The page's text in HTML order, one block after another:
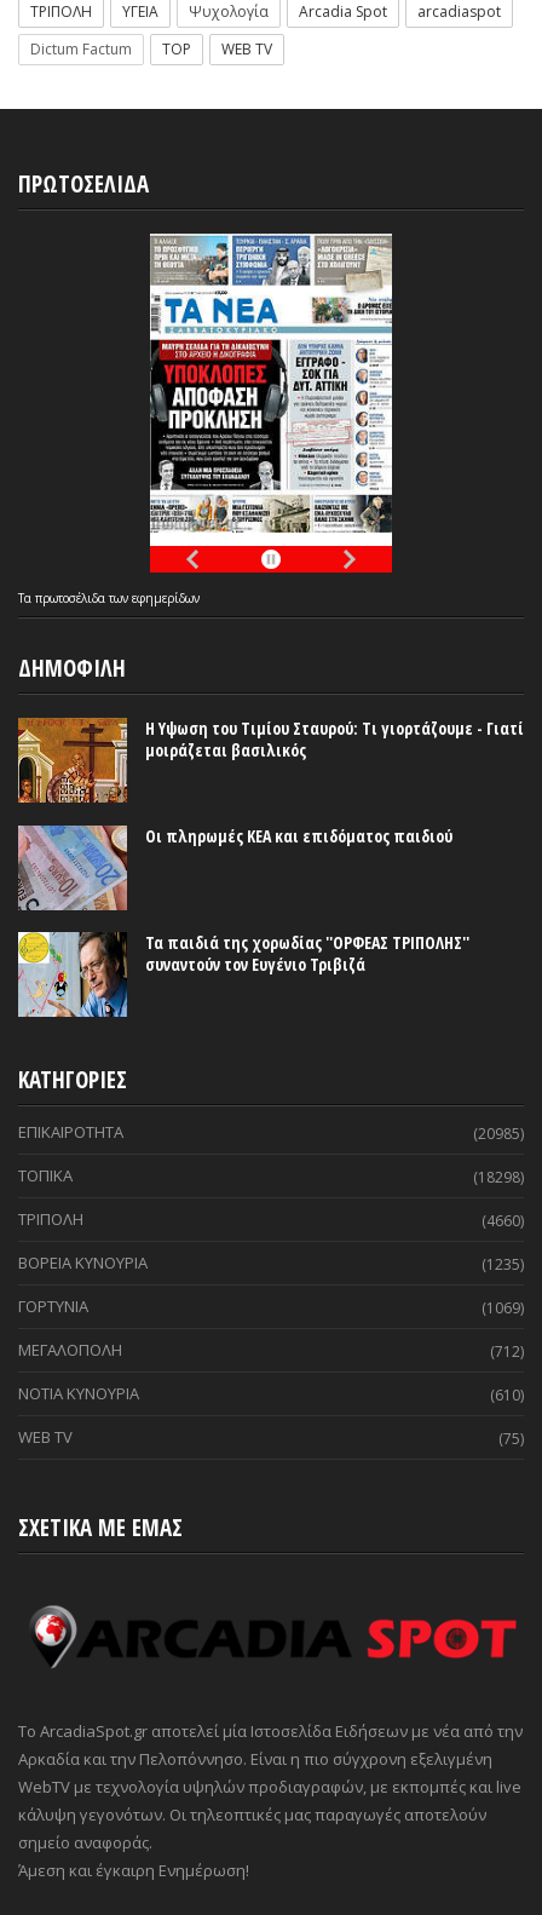
ΤΡΙΠΟΛΗ
ΥΓΕΙΑ Ψυχολογία Arcadia Spot
arcadiaspot
Dictum Factum
TOP WEB TV
ΠΡΩΤΟΣΕΛΙΔΑ
Τα πρωτοσέλιδατων εφημερίδων
ΔΗΜΟΦΙΛΗ
Η Υψωση του Τιμίου Σταυρού: Τι γιορτάζουμε - Γιατί
μοιράζεται βασιλικός
Οι πληρωμές ΚΕΑ και επιδόματος παιδιού
Τα παιδιά της χορωδίας ''ΟΡΦΕΑΣ ΤΡΙΠΟΛΗΣ''
συναντούν τον Ευγένιο Τριβιζά
ΚΑΤΗΓΟΡΙΕΣ
ΕΠΙΚΑΙΡΟΤΗΤΑ (20985)
ΤΟΠΙΚΑ (18298)
ΤΡΙΠΟΛΗ (4660)
ΒΟΡΕΙΑ ΚΥΝΟΥΡΙΑ (1235)
ΓΟΡΤΥΝΙΑ (1069)
ΜΕΓΑΛΟΠΟΛΗ (712)
ΝΟΤΙΑ ΚΥΝΟΥΡΙΑ (610)
WEB TV (75)
ΣΧΕΤΙΚΑ ΜΕ ΕΜΑΣ
Το ArcadiaSpot.gr αποτελεί μία Ιστοσελίδα Ειδήσεων με νέα από την
Αρκαδία και την Πελοπόννησο. Είναι η πιο σύγχρονη εξελιγμένη
WebTV με τεχνολογία υψηλών προδιαγραφών, με εκπομπές και live
κάλυψη γεγονότων. Οι τηλεοπτικές μας παραγωγές αποτελούν
σημείο αναφοράς.
Άμεση και έγκαιρη Ενημέρωση!